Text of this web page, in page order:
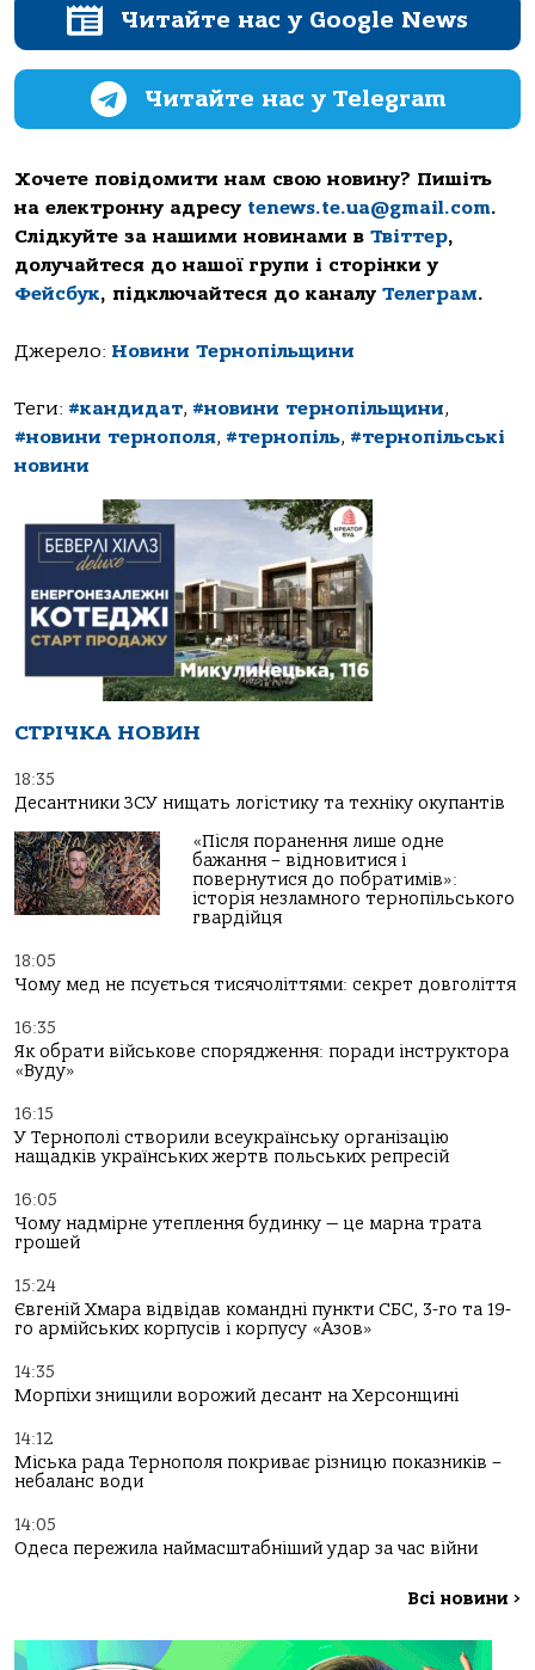
Читайте нас у Google News
Читайте нас у Telegram
Хочете повідомити нам свою новину? Пишіть
на електронну адресу tenews.te.ua@gmail.com.
Слідкуйте за нашими новинами в Твіттер,
долучайтеся до нашої групи і сторінки у
Фейсбук, підключайтеся до каналу Телеграм.
Джерело: Новини Тернопільщини
Теги: #кандидат, #новини тернопільщини,
#новини тернополя, #тернопіль, #тернопільські
новини
СТРІЧКА НОВИН
18:35
Десантники ЗСУ нищать логістику та техніку окупантів
«Після поранення лише одне
бажання – відновитися і
повернутися до побратимів»:
історія незламного тернопільського
гвардійця
18:05
Чому мед не псується тисячоліттями: секрет довголіття
16:35
Як обрати військове спорядження: поради інструктора
«Вуду»
16:15
У Тернополі створили всеукраїнську організацію
нащадків українських жертв польських репресій
16:05
Чому надмірне утеплення будинку — це марна трата
грошей
15:24
Євгеній Хмара відвідав командні пункти СБС, 3-го та 19-
го армійських корпусів і корпусу «Азов»
14:35
Морпіхи знищили ворожий десант на Херсонщині
14:12
Міська рада Тернополя покриває різницю показників –
небаланс води
14:05
Одеса пережила наймасштабніший удар за час війни
Всі новини >